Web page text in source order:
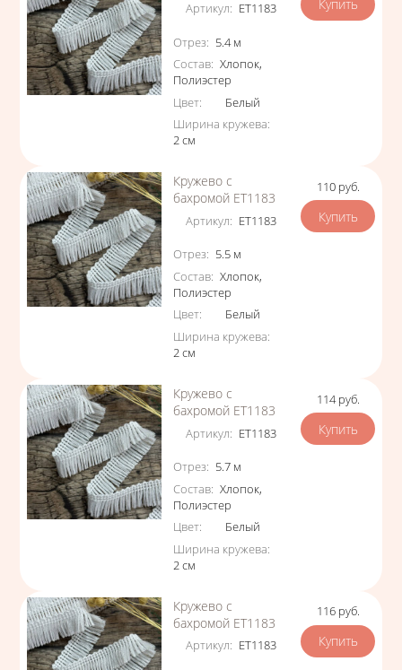
Артикул: ЕТ1183
Характеристики
Отрез: 5.4 м
Состав: Хлопок,
Полиэстер
Цвет:
Белый
Ширина кружева:
2см
Кружево с
бахромой ЕТ1183
Артикул: ЕТ1183
Характеристики
Отрез: 5.5 м
Состав: Хлопок,
Полиэстер
Цвет:
Белый
Ширина кружева:
2см
Цена
110 руб.
Кружево с
бахромой ЕТ1183
Артикул: ЕТ1183
Характеристики
Отрез: 5.7 м
Состав: Хлопок,
Полиэстер
Цвет:
Белый
Ширина кружева:
2 см
Цена
114 руб.
Кружево с
бахромой ЕТ1183
Артикул: ЕТ1183
Цена
116 руб.